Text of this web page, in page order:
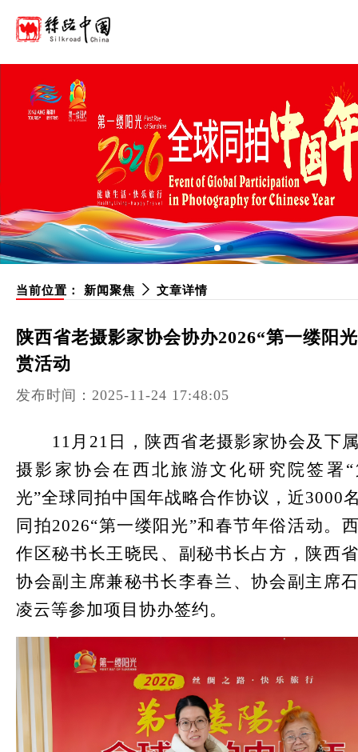
当前位置： 新闻聚焦 文章详情
陕西省老摄影家协会协办2026“第一缕阳
赏活动
发布时间：2025-11-24 17:48:05
11月21日，陕西省老摄影家协会及下
摄影家协会在西北旅游文化研究院签署
光”全球同拍中国年战略合作协议，近3000
同拍2026“第一缕阳光”和春节年俗活动。
作区秘书长王晓民、副秘书长占方，陕西
协会副主席兼秘书长李春兰、协会副主席
凌云等参加项目协办签约。